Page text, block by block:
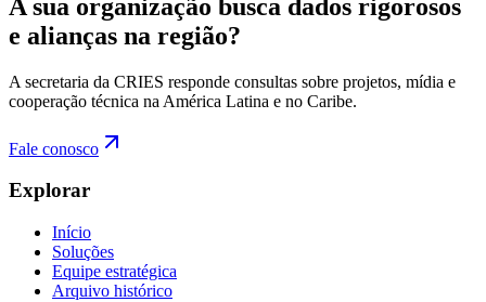
A sua organização busca dados rigorosos
e alianças na região?
A secretaria da CRIES responde consultas sobre projetos, mídia e
cooperação técnica na América Latina e no Caribe.
Fale conosco
Explorar
Início
Soluções
Equipe estratégica
Arquivo histórico